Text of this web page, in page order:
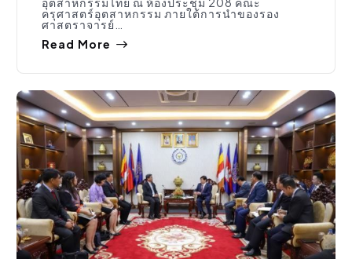
ครุศาสตร์อุตสาหกรรม ภายใต้การนำของรอง
ศาสตราจารย์…
Read More
กิจกรรมคณะ